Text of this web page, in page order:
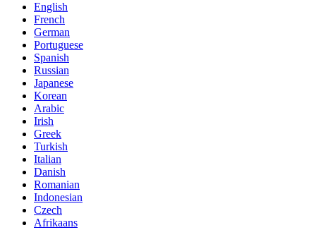
English
French
German
Portuguese
Spanish
Russian
Japanese
Korean
Arabic
Irish
Greek
Turkish
Italian
Danish
Romanian
Indonesian
Czech
Afrikaans